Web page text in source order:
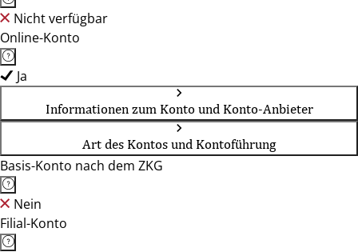
Nicht verfügbar
Online-Konto
Ja
Informationen zum Konto und Konto-Anbieter
Art des Kontos und Kontoführung
Basis-Konto nach dem ZKG
Nein
Filial-Konto